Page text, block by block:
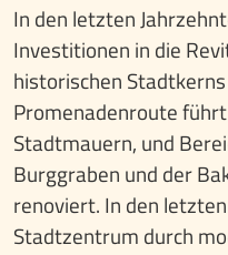
In den letzten
Investitionen in die
historischen
Promenadenroute
Stadtmauern, und
Burggraben und der
renoviert. In den
Stadtzentrum durch